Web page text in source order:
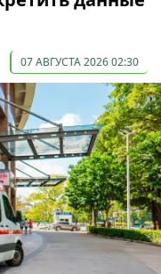
07 АВГУСТА 2026 02:30